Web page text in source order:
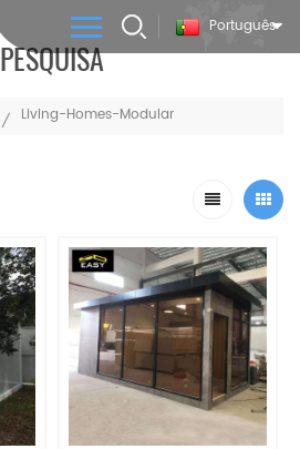
Português
PESQUISA
/ Living-Homes-Modular